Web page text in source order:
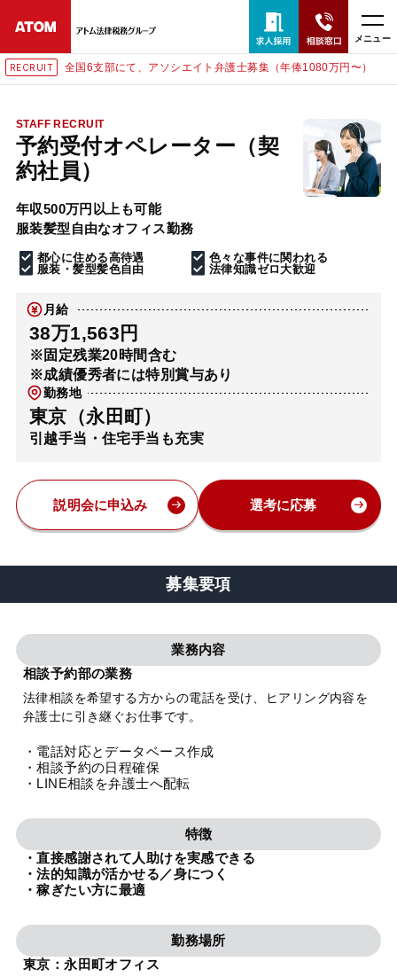
メニュー
にて、アソシエイト弁護士募集（年俸1080万円〜） RECRUIT 東京に
STAFF RECRUIT
予約受付オペレーター（契
約社員）
年収500万円以上も可能
服装髪型自由なオフィス勤務
都心に住める高待遇
色々な事件に関われる
服装・髪型髪色自由
法律知識ゼロ大歓迎
月給
38万1,563円
※固定残業20時間含む
※成績優秀者には特別賞与あり
勤務地
東京（永田町）
引越手当・住宅手当も充実
説明会に申込み 選考に応募
募集要項
業務内容
相談予約部の業務
法律相談を希望する方からの電話を受け、ヒアリング内容を
弁護士に引き継ぐお仕事です。
・電話対応とデータベース作成
・相談予約の日程確保
・LINE相談を弁護士へ配転
特徴
・直接感謝されて人助けを実感できる
・法的知識が活かせる／身につく
・稼ぎたい方に最適
勤務場所
東京：永田町オフィス
24時間365日全国対応
無料相談窓口はこちら
電話・LINE・メールで相談予約受付中
ホーム
取扱分野
解決実績
アクセス
弁護士・税理士
費用
特設サイト
相談先情報サイト
プライバシーポリシー 利用規約 内部通報
TikTok受賞